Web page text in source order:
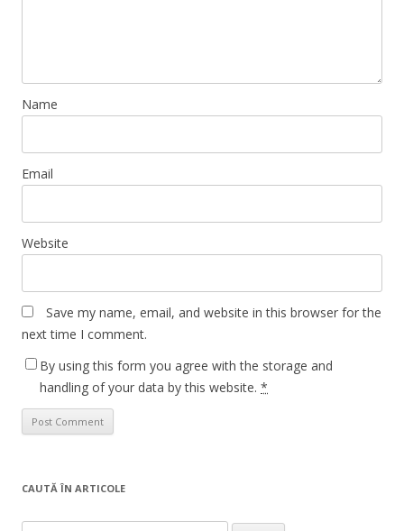
Name
Email
Website
Save my name, email, and website in this browser for the
next time I comment.
By using this form you agree with the storage and
handling of your data by this website. *
CAUTĂ ÎN ARTICOLE